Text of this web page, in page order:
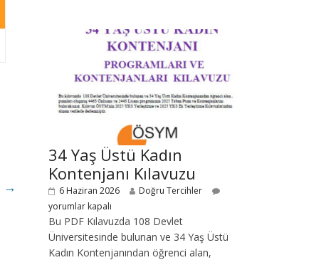
→
34 Yaş Üstü Kadın
Kontenjanı Kılavuzu
6 Haziran 2026
Doğru Tercihler
yorumlar kapalı
Bu PDF Kılavuzda 108 Devlet
Üniversitesinde bulunan ve 34 Yaş Üstü
Kadın Kontenjanından öğrenci alan,